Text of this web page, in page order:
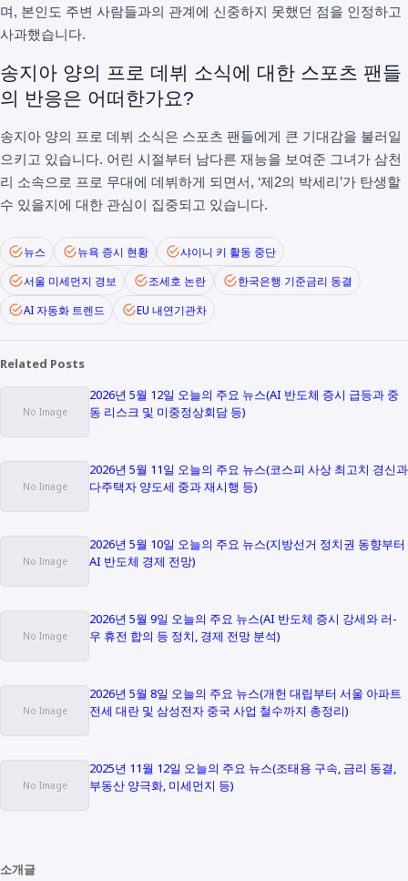
며, 본인도 주변 사람들과의 관계에 신중하지 못했던 점을 인정하고
사과했습니다.
송지아 양의 프로 데뷔 소식에 대한 스포츠 팬들
의 반응은 어떠한가요?
송지아 양의 프로 데뷔 소식은 스포츠 팬들에게 큰 기대감을 불러일
으키고 있습니다. 어린 시절부터 남다른 재능을 보여준 그녀가 삼천
리 소속으로 프로 무대에 데뷔하게 되면서, ‘제2의 박세리’가 탄생할
수 있을지에 대한 관심이 집중되고 있습니다.
뉴스 뉴욕 증시 현황
샤이니 키 활동 중단
서울 미세먼지 경보
조세호 논란
한국은행 기준금리 동결
AI 자동화 트렌드
EU 내연기관차
Related Posts
2026년 5월 12일 오늘의 주요 뉴스(AI 반도체 증시 급등과 중
동 리스크 및 미중정상회담 등)
2026년 5월 11일 오늘의 주요 뉴스(코스피 사상 최고치 경신과
다주택자 양도세 중과 재시행 등)
2026년 5월 10일 오늘의 주요 뉴스(지방선거 정치권 동향부터
AI 반도체 경제 전망)
2026년 5월 9일 오늘의 주요 뉴스(AI 반도체 증시 강세와 러-
우 휴전 합의 등 정치, 경제 전망 분석)
2026년 5월 8일 오늘의 주요 뉴스(개헌 대립부터 서울 아파트
전세 대란 및 삼성전자 중국 사업 철수까지 총정리)
2025년 11월 12일 오늘의 주요 뉴스(조태용 구속, 금리 동결,
부동산 양극화, 미세먼지 등)
소개글